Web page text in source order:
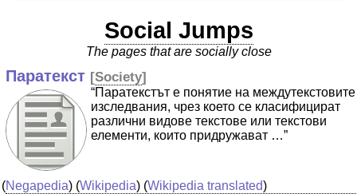
Social Jumps
The pages that are socially close
Паратекст [Society]
“Паратекстът е понятие на междутекстовите
изследвания, чрез което се класифицират
различни видове текстове или текстови
елементи, които придружават …”
(Negapedia) (Wikipedia) (Wikipedia translated)